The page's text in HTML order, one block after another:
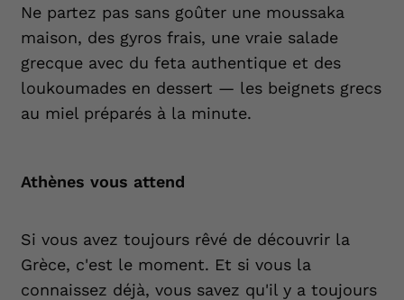
Ne partez pas sans goûter une moussaka
maison, des gyros frais, une vraie salade
grecque avec du feta authentique et des
loukoumades en dessert — les beignets grecs
au miel préparés à la minute.
Athènes vous attend
Si vous avez toujours rêvé de découvrir la
Grèce, c'est le moment. Et si vous la
connaissez déjà, vous savez qu'il y a toujours